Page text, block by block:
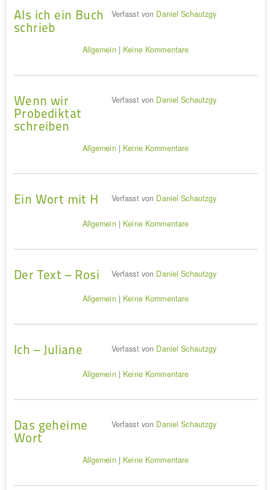
Als ich ein Buch
schrieb
Verfasst von Daniel Schautzgy
Allgemein| Keine Kommentare
Wenn wir
Probediktat
schreiben
Verfasst von Daniel Schautzgy
Allgemein| Keine Kommentare
Ein Wort mit H Verfasst von Daniel Schautzgy
Allgemein| Keine Kommentare
Der Text – Rosi Verfasst von Daniel Schautzgy
Allgemein| Keine Kommentare
Ich – Juliane Verfasst von Daniel Schautzgy
Allgemein| Keine Kommentare
Das geheime
Wort
Verfasst von Daniel Schautzgy
Allgemein| Keine Kommentare